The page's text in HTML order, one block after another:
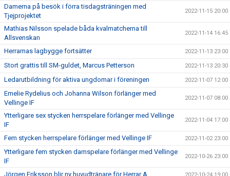
Damerna på besök i förra tisdagsträningen med
Tjejprojektet
2022-11-15 20:00
Mathias Nilsson spelade båda kvalmatcherna till
Allsvenskan
2022-11-14 16:45
Herrarnas lagbygge fortsätter 2022-11-13 23:00
Stort grattis till SM-guldet, Marcus Petterson 2022-11-13 20:30
Ledarutbildning för aktiva ungdomar i föreningen 2022-11-07 12:00
Emelie Rydelius och Johanna Wilson förlänger med
Vellinge IF
2022-11-07 08:00
Ytterligare sex stycken herrspelare förlänger med Vellinge
IF
2022-11-04 17:00
Fem stycken herrspelare förlänger med Vellinge IF 2022-11-02 23:00
Ytterligare fem stycken damspelare förlänger med Vellinge
IF
2022-10-26 23:00
Jörgen Eriksson blir ny huvudtränare för Herrar A 2022-10-24 19:00